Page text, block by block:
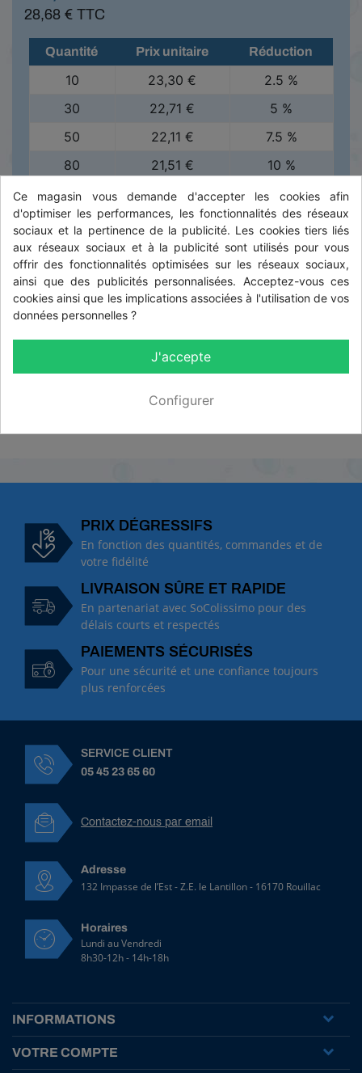
28,68 € TTC
Quantité Prix unitaire Réduction
10 23,30 €
2.5 %
30
22,71 €
5 %
50
22,11 €
7.5 %
80
21,51 €
10 %
100
21,03 € 12 %
EN STOCK - DISPONIBLE
- +

PRIX DÉGRESSIFS
En fonction des quantités, commandes et de
votre fidélité
LIVRAISON SÛRE ET RAPIDE
En partenariat avec SoColissimo pour des
délais courts et respectés
PAIEMENTS SÉCURISÉS
Pour une sécurité et une confiance toujours
plus renforcées
SERVICE CLIENT
05 45 23 65 60
Contactez-nous par email
Adresse
132 Impasse de l’Est - Z.E. le Lantillon - 16170 Rouillac
Horaires
Lundi au Vendredi
8h30-12h - 14h-18h
INFORMATIONS
VOTRE COMPTE
Ce magasin vous demande d'accepter les cookies afin
d'optimiser les performances, les fonctionnalités des réseaux
sociaux et la pertinence de la publicité. Les cookies tiers liés
aux réseaux sociaux et à la publicité sont utilisés pour vous
offrir des fonctionnalités optimisées sur les réseaux sociaux,
ainsi que des publicités personnalisées. Acceptez-vous ces
cookies ainsi que les implications associées à l'utilisation de vos
données personnelles ?
J'accepte
Configurer